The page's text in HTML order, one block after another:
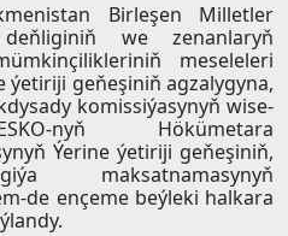
Birleşen Milletler
we zenanlaryň
meseleleri
ýetiriji geňeşiniň agzalygyna,
komissiýasynyň wise-
nyň Hökümetara
Ýerine ýetiriji geňeşiniň,
maksatnamasynyň
de ençeme beýleki halkara